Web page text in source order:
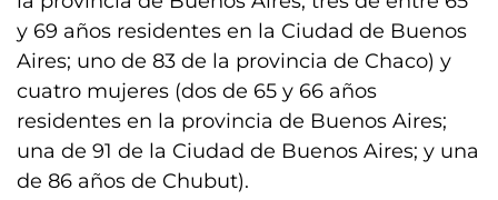
y 69 años residentes en la Ciudad de Buenos
Aires; uno de 83 de la provincia de Chaco) y
cuatro mujeres (dos de 65 y 66 años
residentes en la provincia de Buenos Aires;
una de 91 de la Ciudad de Buenos Aires; y una
de 86 años de Chubut).